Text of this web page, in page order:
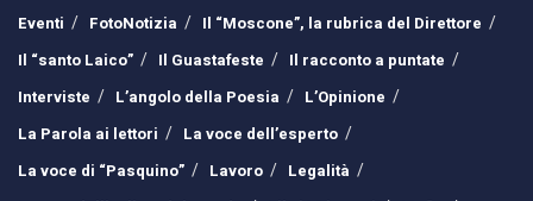
Eventi
FotoNotizia
Il “Moscone”, la rubrica del Direttore
Il “santo Laico”
Il Guastafeste
Il racconto a puntate
Interviste
L’angolo della Poesia
L’Opinione
La Parola ai lettori
La voce dell’esperto
La voce di “Pasquino”
Lavoro
Legalità